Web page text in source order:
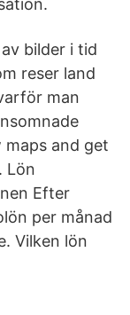
bilder i tid
reser land
man
maps and get
Lön
Efter
per månad
Vilken lön